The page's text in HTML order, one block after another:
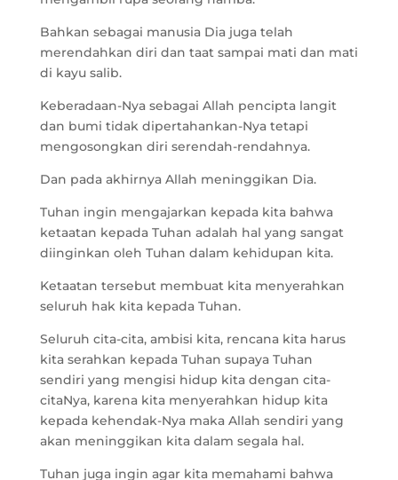
Bahkan sebagai manusia Dia juga telah
merendahkan diri dan taat sampai mati dan mati
di kayu salib.
Keberadaan-Nya sebagai Allah pencipta langit
dan bumi tidak dipertahankan-Nya tetapi
mengosongkan diri serendah-rendahnya.
Dan pada akhirnya Allah meninggikan Dia.
Tuhan ingin mengajarkan kepada kita bahwa
ketaatan kepada Tuhan adalah hal yang sangat
diinginkan oleh Tuhan dalam kehidupan kita.
Ketaatan tersebut membuat kita menyerahkan
seluruh hak kita kepada Tuhan.
Seluruh cita-cita, ambisi kita, rencana kita harus
kita serahkan kepada Tuhan supaya Tuhan
sendiri yang mengisi hidup kita dengan cita-
citaNya, karena kita menyerahkan hidup kita
kepada kehendak-Nya maka Allah sendiri yang
akan meninggikan kita dalam segala hal.
Tuhan juga ingin agar kita memahami bahwa